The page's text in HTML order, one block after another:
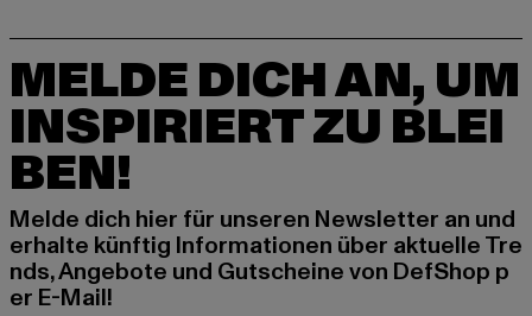
MELDE DICH AN, UM
INSPIRIERT ZU BLEI
BEN!
Melde dich hier für unseren Newsletter an und
erhalte künftig Informationen über aktuelle Tre
nds, Angebote und Gutscheine von DefShop p
er E-Mail!